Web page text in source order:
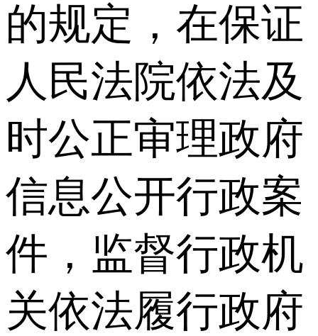
的规定，在保证
人民法院依法及
时公正审理政府
信息公开行政案
件，监督行政机
关依法履行政府